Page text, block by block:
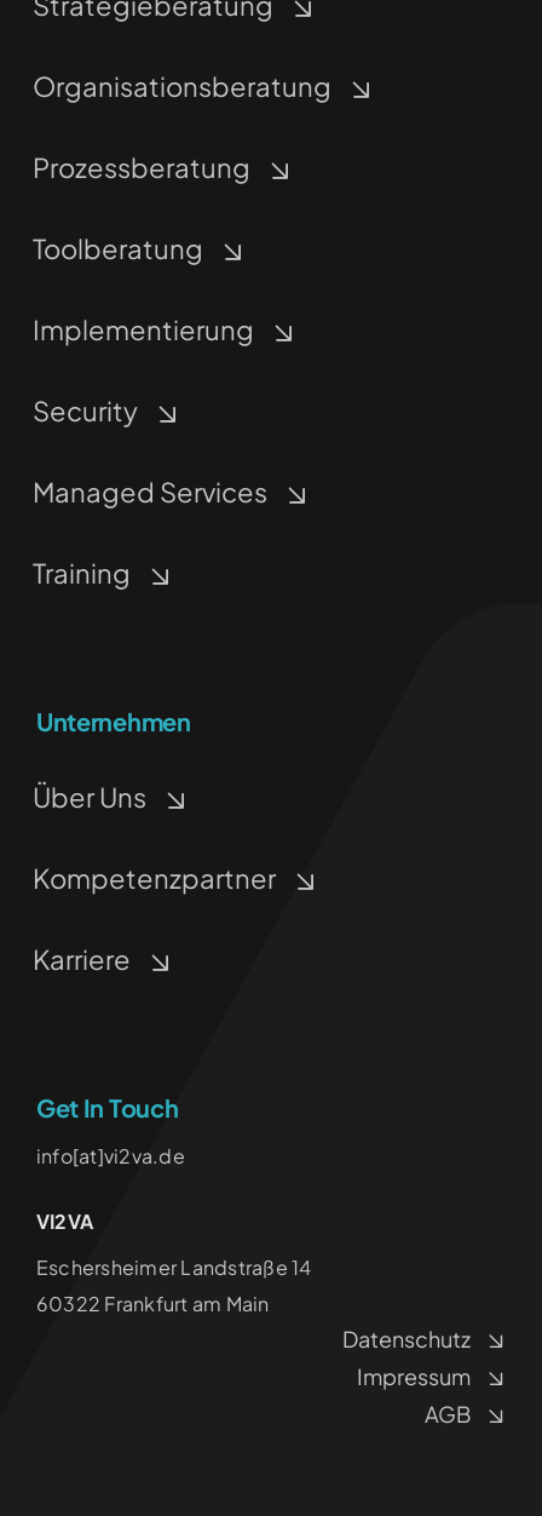
Organisationsberatung
Prozessberatung
Toolberatung
Implementierung
Security
Managed Services
Training
Unternehmen
Über Uns
Kompetenzpartner
Karriere
Get In Touch
info[at]vi2va.de
VI2VA
‍Eschersheimer Landstraße 14
60322 Frankfurt am Main
Datenschutz
Impressum
AGB